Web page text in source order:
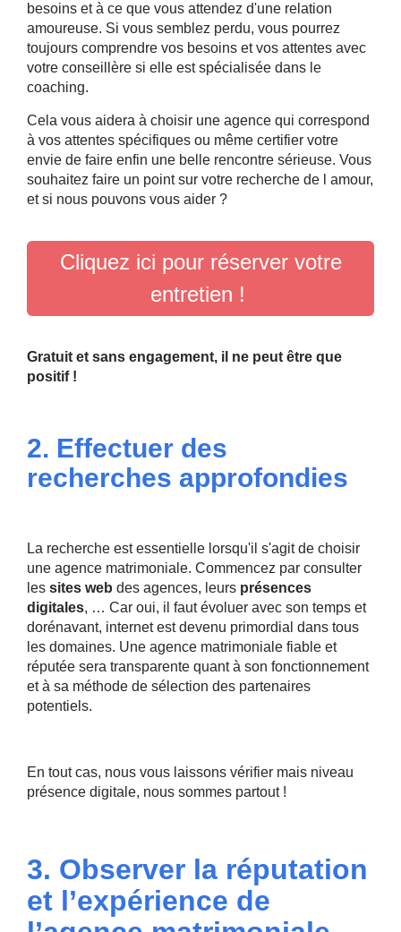
besoins et à ce que vous attendez d'une relation
amoureuse. Si vous semblez perdu, vous pourrez
toujours comprendre vos besoins et vos attentes avec
votre conseillère si elle est spécialisée dans le
coaching.
Cela vous aidera à choisir une agence qui correspond
à vos attentes spécifiques ou même certifier votre
envie de faire enfin une belle rencontre sérieuse. Vous
souhaitez faire un point sur votre recherche de l amour,
et si nous pouvons vous aider ?
Cliquez ici pour réserver votre
entretien !
Gratuit et sans engagement, il ne peut être que
positif !
2. Effectuer des
recherches approfondies
La recherche est essentielle lorsqu'il s'agit de choisir
une agence matrimoniale. Commencez par consulter
les sites web des agences, leurs présences
digitales, … Car oui, il faut évoluer avec son temps et
dorénavant, internet est devenu primordial dans tous
les domaines. Une agence matrimoniale fiable et
réputée sera transparente quant à son fonctionnement
et à sa méthode de sélection des partenaires
potentiels.
En tout cas, nous vous laissons vérifier mais niveau
présence digitale, nous sommes partout !
3. Observer la réputation
et l’expérience de